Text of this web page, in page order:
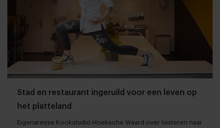
Stad en restaurant ingeruild voor een leven op
het platteland
Eigenaresse Kookstudio Hoeksche Waard over luisteren naar